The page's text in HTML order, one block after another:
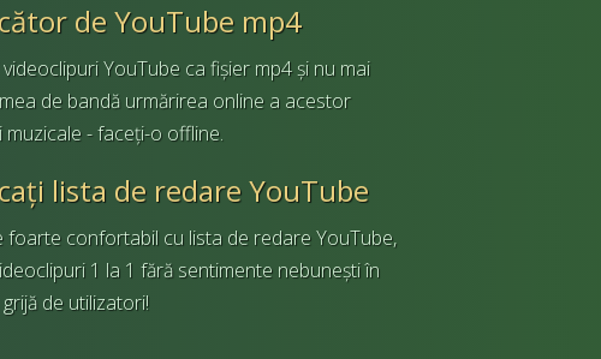
de YouTube mp4
YouTube ca fișier mp4 și nu mai
de bandă urmărirea online a acestor
muzicale - faceți-o offline.
lista de redare YouTube
foarte confortabil cu lista de redare YouTube,
1 la 1 fără sentimente nebunești în
de utilizatori!